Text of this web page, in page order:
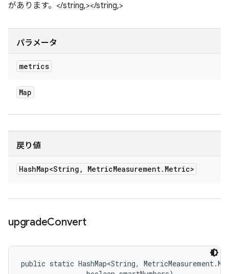
があります。</string,></string,>
パラメータ
metrics
Map
戻り値
HashMap<String , MetricMeasurement. Metric>
upgradeConvert
public static HashMap<String,